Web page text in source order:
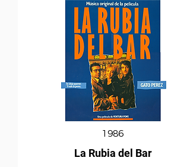
1986
La Rubia del Bar